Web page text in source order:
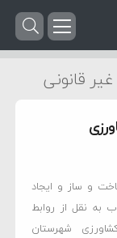
قانونی
و ساز و ایجاد
به نقل از روابط
شهرستان